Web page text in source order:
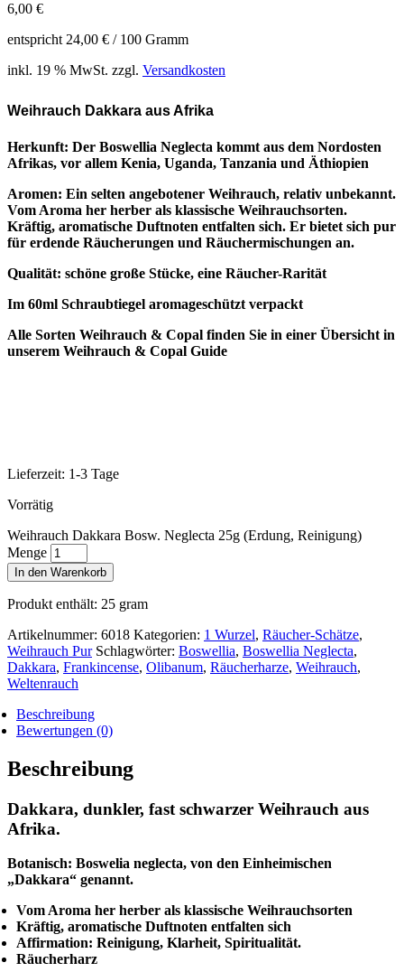
6,00 €
entspricht 24,00 € / 100 Gramm
inkl. 19 % MwSt. zzgl. Versandkosten
Weihrauch Dakkara aus Afrika
Herkunft: Der Boswellia Neglecta kommt aus dem Nordosten
Afrikas, vor allem Kenia, Uganda, Tanzania und Äthiopien
Aromen: Ein selten angebotener Weihrauch, relativ unbekannt.
Vom Aroma her herber als klassische Weihrauchsorten.
Kräftig, aromatische Duftnoten entfalten sich. Er bietet sich pur
für erdende Räucherungen und Räuchermischungen an.
Qualität: schöne große Stücke, eine Räucher-Rarität
Im 60ml Schraubtiegel aromageschützt verpackt
Alle Sorten Weihrauch & Copal finden Sie in einer Übersicht in
unserem Weihrauch & Copal Guide
Lieferzeit: 1-3 Tage
Vorrätig
Weihrauch Dakkara Bosw. Neglecta 25g (Erdung, Reinigung)
Menge
In den Warenkorb
Produkt enthält: 25 gram
Artikelnummer: 6018 Kategorien: 1 Wurzel, Räucher-Schätze,
Weihrauch Pur Schlagwörter: Boswellia, Boswellia Neglecta,
Dakkara, Frankincense, Olibanum, Räucherharze, Weihrauch,
Weltenrauch
Beschreibung
Bewertungen (0)
Beschreibung
Dakkara, dunkler, fast schwarzer Weihrauch aus
Afrika.
Botanisch: Boswelia neglecta, von den Einheimischen
„Dakkara“ genannt.
Vom Aroma her herber als klassische Weihrauchsorten
Kräftig, aromatische Duftnoten entfalten sich
Affirmation: Reinigung, Klarheit, Spiritualität.
Räucherharz